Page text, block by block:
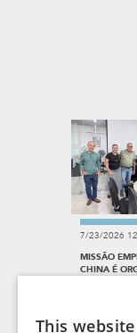
7/23/2026
MISSÃO
CHINA É
This